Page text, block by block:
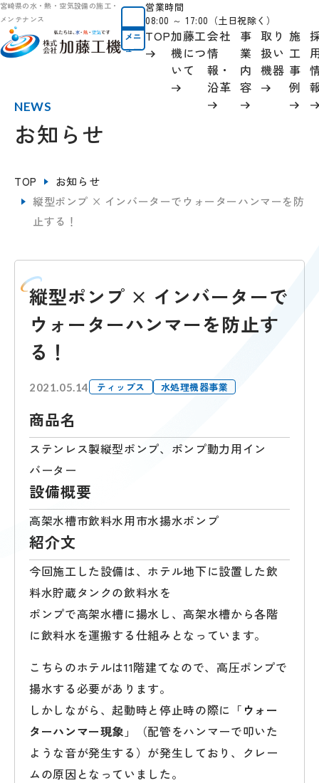
宮崎県の水・熱・空気設備の施工・
メンテナンス
メニ
ュー
営業時間
08:00 ～ 17:00（土日祝除く）
TOP加藤工
機につ
いて
会社
情
報 ・
沿革
事
業
内
容
取り
扱い
機器
施
工
事
例
NEWS
お知らせ
TOP
お知らせ
縦型ポンプ × インバーターでウォーターハンマーを防
止する！
縦型ポンプ × インバーターで
ウォーターハンマーを防止す
る！
2021.05.14 ティップス 水処理機器事業
商品名
ステンレス製縦型ポンプ、ポンプ動力用イン
バーター
設備概要
高架水槽市飲料水用市水揚水ポンプ
紹介文
今回施工した設備は、ホテル地下に設置した飲
料水貯蔵タンクの飲料水を
ポンプで高架水槽に揚水し、高架水槽から各階
に飲料水を運搬する仕組みとなっています。
こちらのホテルは11階建てなので、高圧ポンプで
揚水する必要があります。
しかしながら、起動時と停止時の際に「 ウォー
ターハンマー現象 」（配管をハンマーで叩いた
ような音が発生する）が発生しており、クレー
ムの原因となっていました。